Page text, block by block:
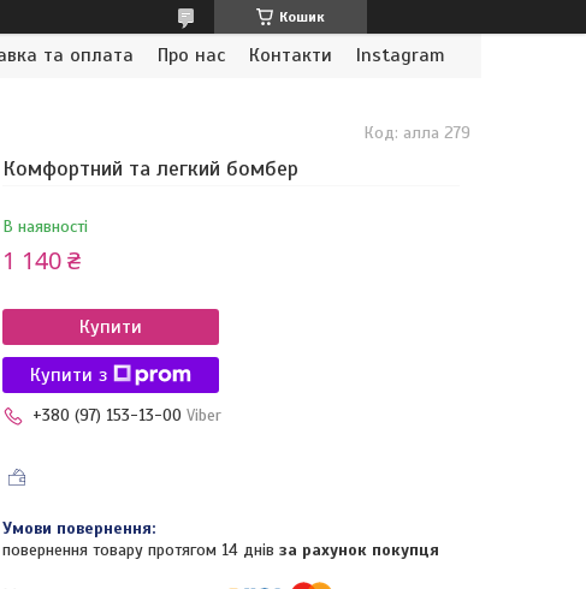
Кошик
та оплата Про нас Контакти Instagram
Комфортний та легкий бомбер
В наявності
Код: алла 279
1 140 ₴
Купити
Купити з
+380 (97) 153-13-00 Viber
повернення товару протягом 14 днів за рахунок покупця